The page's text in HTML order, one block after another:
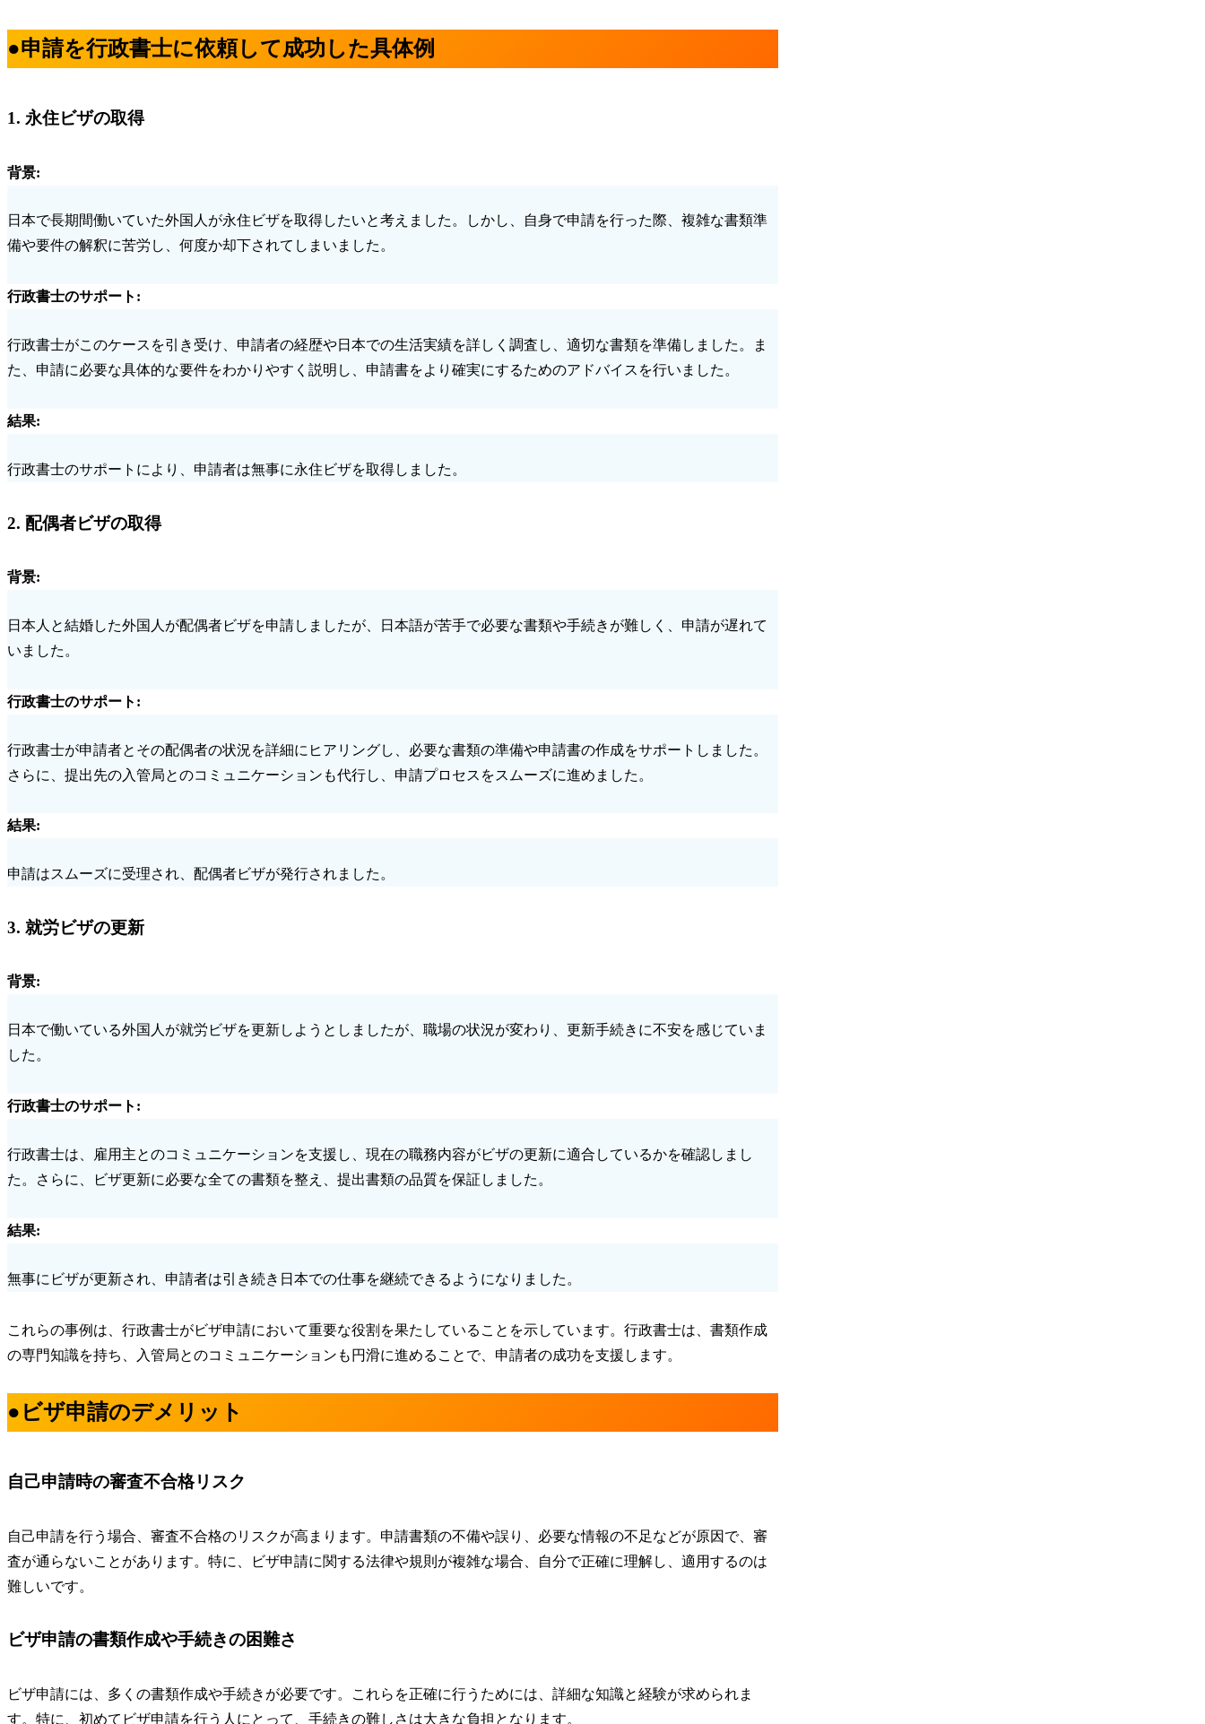
●申請を行政書士に依頼して成功した具体例
1. 永住ビザの取得
背景:
日本で長期間働いていた外国人が永住ビザを取得したいと考えました。しかし、自身で申請を行った際、複雑な書類準
備や要件の解釈に苦労し、何度か却下されてしまいました。
行政書士のサポート :
行政書士がこのケースを引き受け、申請者の経歴や日本での生活実績を詳しく調査し、適切な書類を準備しました。ま
た、申請に必要な具体的な要件をわかりやすく説明し、申請書をより確実にするためのアドバイスを行いました。
結果:
行政書士のサポートにより、申請者は無事に永住ビザを取得しました。
2. 配偶者ビザの取得
背景:
日本人と結婚した外国人が配偶者ビザを申請しましたが、日本語が苦手で必要な書類や手続きが難しく、申請が遅れて
いました。
行政書士のサポート :
行政書士が申請者とその配偶者の状況を詳細にヒアリングし、必要な書類の準備や申請書の作成をサポートしました。
さらに、提出先の入管局とのコミュニケーションも代行し、申請プロセスをスムーズに進めました。
結果:
申請はスムーズに受理され、配偶者ビザが発行されました。
3. 就労ビザの更新
背景:
日本で働いている外国人が就労ビザを更新しようとしましたが、職場の状況が変わり、更新手続きに不安を感じていま
した。
行政書士のサポート :
行政書士は、雇用主とのコミュニケーションを支援し、現在の職務内容がビザの更新に適合しているかを確認しまし
た。さらに、ビザ更新に必要な全ての書類を整え、提出書類の品質を保証しました。
結果:
無事にビザが更新され、申請者は引き続き日本での仕事を継続できるようになりました。
これらの事例は、行政書士がビザ申請において重要な役割を果たしていることを示しています。行政書士は、書類作成
の専門知識を持ち、入管局とのコミュニケーションも円滑に進めることで、申請者の成功を支援します。
●ビザ申請のデメリット
自己申請時の審査不合格リスク
自己申請を行う場合、審査不合格のリスクが高まります。 申請書類の不備や誤り 必要な情報の不足などが原因で、審
査が通らないことがあります。特に、ビザ申請に関する法律や規則が複雑な場合、自分で正確に理解し、適用するのは
難しいです。
ビザ申請の書類作成や手続きの困難さ
ビザ申請には、多くの書類作成や手続きが必要です。これらを正確に行うためには、詳細な知識と経験が求められま
す。特に、初めてビザ申請を行う人にとって、手続きの難しさは大きな負担となります。